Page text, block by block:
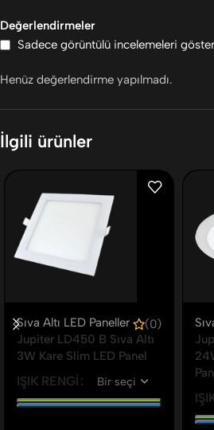
Değerlendirmeler
Sadece görüntülü incelemeleri göster
Henüz değerlendirme yapılmadı.
İlgili ürünler
Sıva Altı LED Paneller
(0)
Jupiter LD450 B Sıva Altı
3W Kare Slim LED Panel
IŞIK RENGI